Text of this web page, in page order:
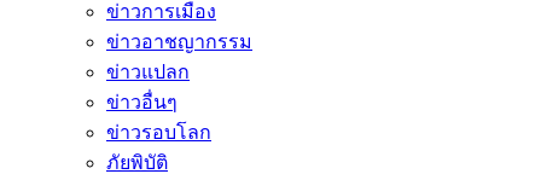
ข่าวการเมือง
ข่าวอาชญากรรม
ข่าวแปลก
ข่าวอื่นๆ
ข่าวรอบโลก
ภัยพิบัติ